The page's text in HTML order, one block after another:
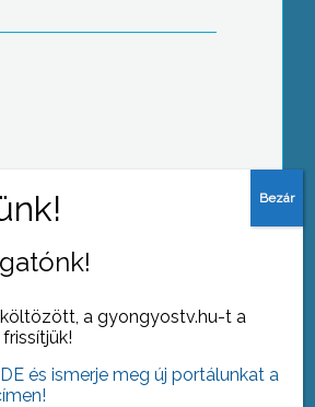
Mátrai Borvigasságnak
Gyöngyöstarján
a gyongyostv.hu-t a
és ismerje meg új portálunkat a